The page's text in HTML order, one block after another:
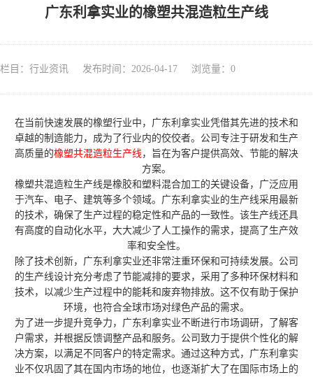
广东利拿实业的橡塑共混造粒生产线
栏目：行业资讯 发布时间：2026-04-17 浏览量： 0
在当前快速发展的橡塑行业中，广东利拿实业凭借其先进的技术和
卓越的制造能力，成为了行业内的佼佼者。公司专注于研发和生产
高质量的橡塑共混造粒生产线，旨在为客户提供高效、节能的解决
方案。
橡塑共混造粒生产线是橡胶和塑料混合加工的关键设备，广泛应用
于汽车、电子、建筑等多个领域。广东利拿实业的生产线采用最新
的技术，确保了生产过程的稳定性和产品的一致性。该生产线还具
有高度的自动化水平，大大减少了人工操作的需求，提高了生产效
率和安全性。
除了技术创新，广东利拿实业还非常注重环保和可持续发展。公司
的生产线设计充分考虑了节能减排的要求，采用了多种环保材料和
技术，以减少生产过程中的能耗和废弃物排放。这不仅有助于保护
环境，也符合全球市场对绿色产品的需求。
为了进一步提升竞争力，广东利拿实业不断进行市场调研，了解客
户需求，并根据反馈调整产品和服务。公司致力于提供个性化的解
决方案，以满足不同客户的特定需求。通过这种方式，广东利拿实
业不仅巩固了其在国内市场的地位，也逐渐扩大了在国际市场上的